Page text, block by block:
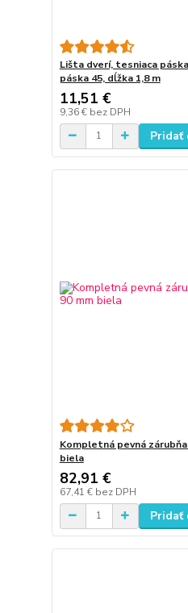
Lišta dverí, tesniaca
páska 45, dĺžka 1,8 m
11,51 €
9,36 € bez DPH
Pridať
Kompletná pevná
biela
82,91 €
67,41 € bez DPH
Pridať